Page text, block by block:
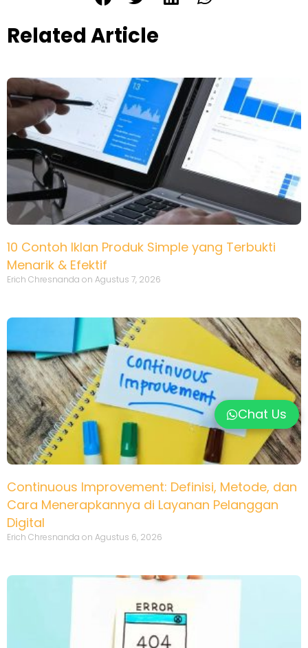
Related Article
10 Contoh Iklan Produk Simple yang Terbukti
Menarik & Efektif
Erich Chresnanda Agustus 7, 2026
Continuous Improvement: Definisi, Metode, dan
Cara Menerapkannya di Layanan Pelanggan
Digital
Erich Chresnanda Agustus 6, 2026
Chat Us